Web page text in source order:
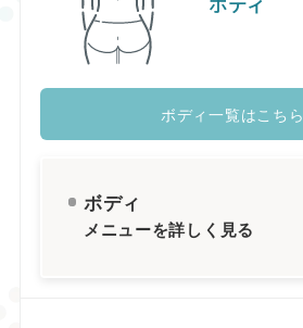
ボディ一覧はこちら
ボディ
メニューを詳しく見る